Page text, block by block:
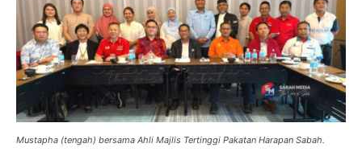
Mustapha (tengah) bersama Ahli Majlis Tertinggi Pakatan Harapan Sabah.